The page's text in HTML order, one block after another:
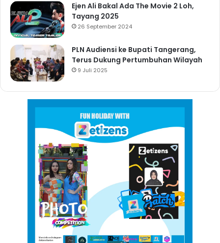
Ejen Ali Bakal Ada The Movie 2 Loh,
Tayang 2025
26 September 2024
PLN Audiensi ke Bupati Tangerang,
Terus Dukung Pertumbuhan Wilayah
9 Juli 2025